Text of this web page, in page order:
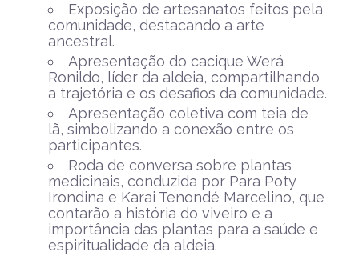
Exposição de artesanatos feitos pela
comunidade, destacando a arte
ancestral.
Apresentação do cacique Werá
Ronildo, líder da aldeia, compartilhando
a trajetória e os desafios da comunidade.
Apresentação coletiva com teia de
lã, simbolizando a conexão entre os
participantes.
Roda de conversa sobre plantas
medicinais, conduzida por Para Poty
Irondina e Karai Tenondé Marcelino, que
contarão a história do viveiro e a
importância das plantas para a saúde e
espiritualidade da aldeia.